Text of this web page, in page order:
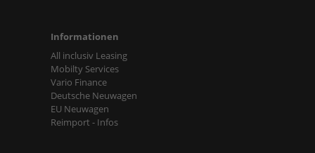
Informationen
All inclusiv Leasing
Mobilty Services
Vario Finance
Deutsche Neuwagen
EU Neuwagen
Reimport - Infos